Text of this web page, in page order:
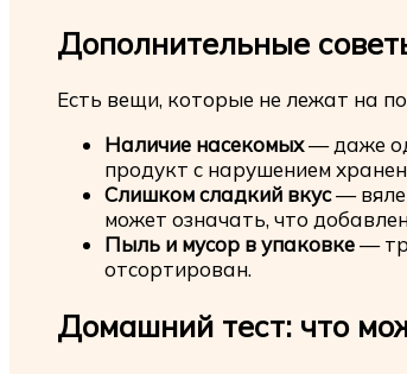
Дополнительные
Есть вещи, которые не лежат на
Наличие насекомых— даже
продукт с нарушением
Слишком сладкий вкус—
может означать, что
Пыль и мусор в упаковке—
отсортирован.
Домашний тест: что